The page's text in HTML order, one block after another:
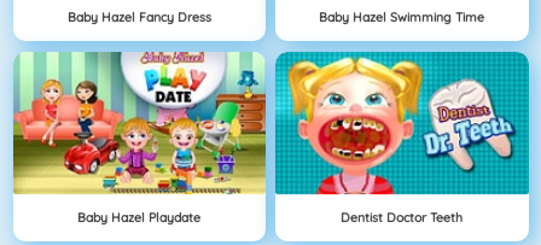
Baby Hazel Fancy Dress Baby Hazel Swimming Time
Baby Hazel Playdate Dentist Doctor Teeth